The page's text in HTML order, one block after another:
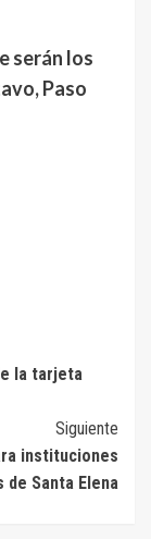
serán los
Paso
la tarjeta
Siguiente
instituciones
de Santa Elena